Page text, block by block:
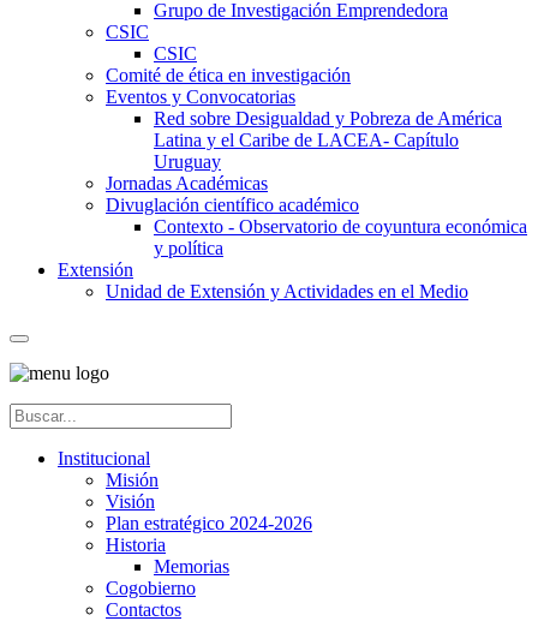
Grupo de Investigación Emprendedora
CSIC
CSIC
Comité de ética en investigación
Eventos y Convocatorias
Red sobre Desigualdad y Pobreza de América
Latina y el Caribe de LACEA- Capítulo
Uruguay
Jornadas Académicas
Divuglación científico académico
Contexto - Observatorio de coyuntura económica
y política
Extensión
Unidad de Extensión y Actividades en el Medio
Institucional
Misión
Visión
Plan estratégico 2024-2026
Historia
Memorias
Cogobierno
Contactos